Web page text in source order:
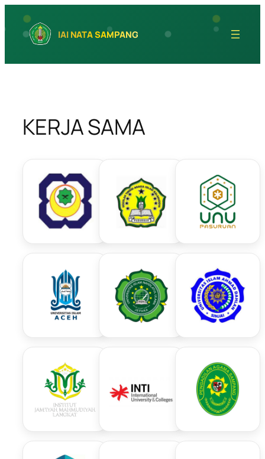
to
content
IAI NATA SAMPANG
KERJA SAMA